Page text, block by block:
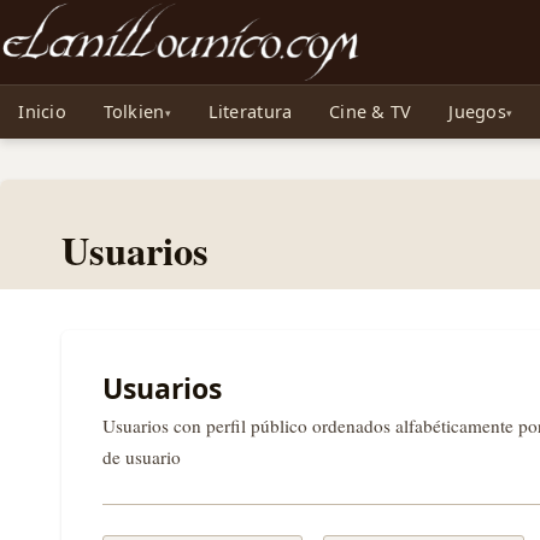
Noticias sobre Tolkien: El Señor de los Anillos, Los Anillos de Poder, La Caza
Inicio Tolkien Literatura Cine & TV Juegos
Usuarios
Usuarios
Usuarios con perfil público ordenados alfabéticamente
de usuario